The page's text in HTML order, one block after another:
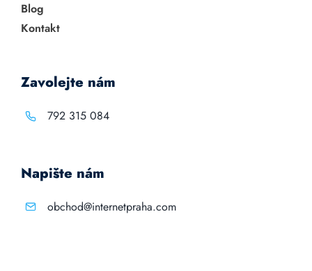
Blog
Kontakt
Zavolejte nám
792 315 084
Napište nám
obchod@internetpraha.com